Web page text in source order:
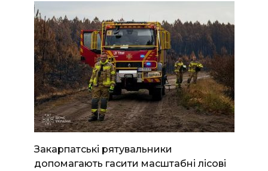
Закарпатські рятувальники
допомагають гасити масштабні лісові